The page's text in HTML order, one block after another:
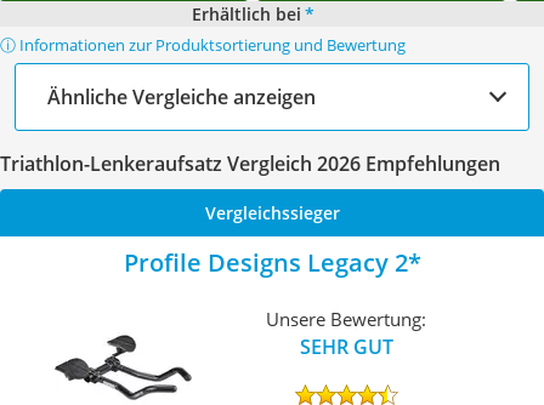
Erhältlich bei *
ⓘ Informationen zur Produktsortierung und Bewertung
Ähnliche Vergleiche anzeigen
Triathlon-Lenkeraufsatz Vergleich 2026 Empfehlungen
Vergleichssieger
Profile Designs Legacy 2
Unsere Bewertung:
SEHR GUT